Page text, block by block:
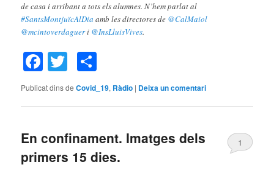
de casa i arribant a tots els alumnes. N’hem parlat al
#SantsMontjuïcAlDia amb les directores de @CalMaiol
@mcintoverdagueri @InsLluisVives.
Facebook
Twitter
Publicat dins de Covid_19, Ràdio | Deixa un comentari
En confinament. Imatges dels
primers 15 dies.
1